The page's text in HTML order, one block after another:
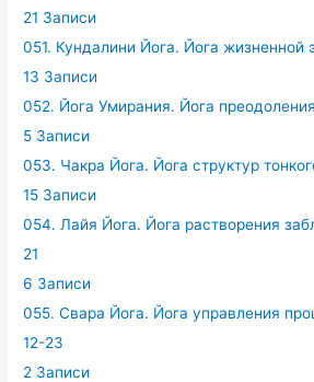
21 Записи
051. Кундалини Йога. Йога жизненной
13 Записи
052. Йога Умирания. Йога
5 Записи
053. Чакра Йога. Йога структур
15 Записи
054. Лайя Йога. Йога растворения
21
6 Записи
055. Свара Йога. Йога управления
12-23
2 Записи